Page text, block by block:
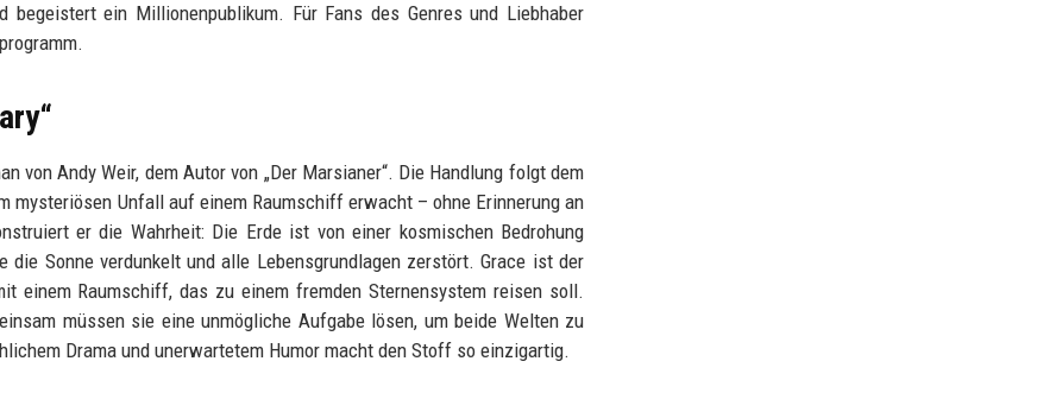
ein Millionenpublikum. Für Fans des Genres und Liebhaber
von Andy Weir, dem Autor von „Der Marsianer“. Die Handlung folgt dem
mysteriösen Unfall auf einem Raumschiff erwacht – ohne Erinnerung an
er die Wahrheit: Die Erde ist von einer kosmischen Bedrohung
Sonne verdunkelt und alle Lebensgrundlagen zerstört. Grace ist der
einem Raumschiff, das zu einem fremden Sternensystem reisen soll.
müssen sie eine unmögliche Aufgabe lösen, um beide Welten zu
Drama und unerwartetem Humor macht den Stoff so einzigartig.